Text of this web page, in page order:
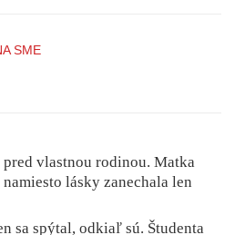
SME
pred vlastnou rodinou. Matka
lásky zanechala len
sa spýtal, odkiaľ sú. Študenta